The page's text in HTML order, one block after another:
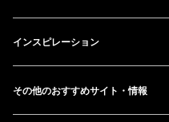
インスピレーション
その他のおすすめサイト・情報